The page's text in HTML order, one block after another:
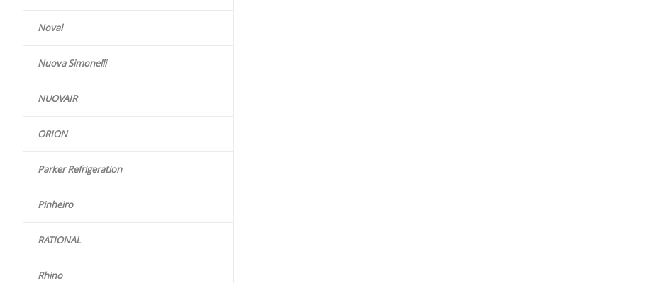
Noval
Nuova Simonelli
NUOVAIR
ORION
Parker Refrigeration
Pinheiro
RATIONAL
Rhino